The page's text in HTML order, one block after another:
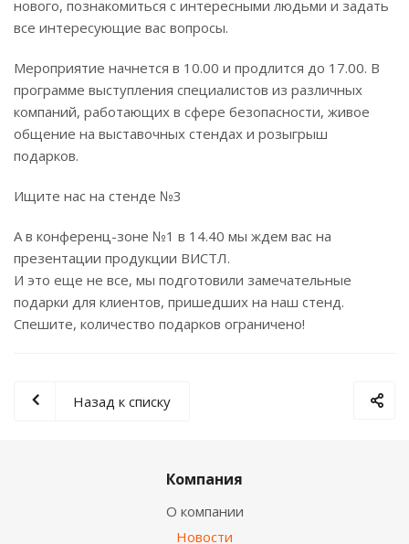
нового, познакомиться с интересными людьми и задать
все интересующие вас вопросы.
Мероприятие начнется в 10.00 и продлится до 17.00. В
программе выступления специалистов из различных
компаний, работающих в сфере безопасности, живое
общение на выставочных стендах и розыгрыш
подарков.
Ищите нас на стенде №3
А в конференц-зоне №1 в 14.40 мы ждем вас на
презентации продукции ВИСТЛ.
И это еще не все, мы подготовили замечательные
подарки для клиентов, пришедших на наш стенд.
Спешите, количество подарков ограничено!
Назад к списку
Компания
О компании
Новости